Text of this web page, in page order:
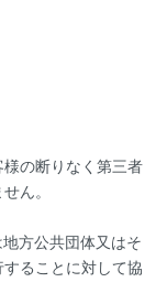
の断りなく第三者
ん。
方公共団体又はそ
ることに対して協